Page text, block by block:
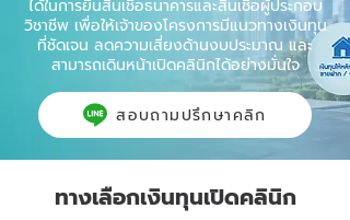
ได้ในการยื่นสินเชื่อธนาคารและสินเชื่อผู้ประกอบ
วิชาชีพ เพื่อให้เจ้าของโครงการมีแนวทางเงินทุน
ที่ชัดเจน ลดความเสี่ยงด้านงบประมาณ และ
สามารถเดินหน้าเปิดคลินิกได้อย่างมั่นใจ
สอบถามปรึกษาคลิก
ทางเลือกเงินทุนเปิดคลินิก